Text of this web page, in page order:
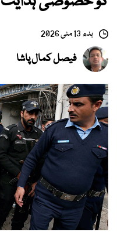
بدھ 13 مئی 2026
فیصل کمال پاشا